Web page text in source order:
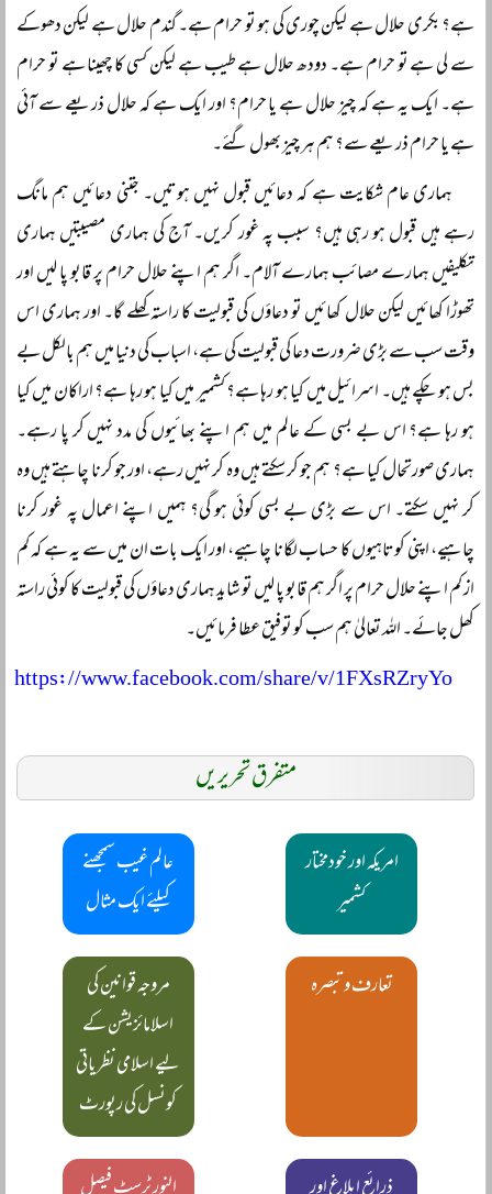
ہے؟ بکری حلال ہے لیکن چوری کی ہو تو حرام ہے۔ گندم حلال ہے لیکن دھوکے
سے لی ہے تو حرام ہے۔ دودھ حلال ہے طیب ہے لیکن کسی کا چھینا ہے تو حرام
ہے۔ ایک یہ ہے کہ چیز حلال ہے یا حرام؟ اور ایک ہے کہ حلال ذریعے سے آئی
ہے یا حرام ذریعے سے؟ ہم ہر چیز بھول گئے۔
ہماری عام شکایت ہے کہ دعائیں قبول نہیں ہوتیں۔ جتنی دعائیں ہم مانگ
رہے ہیں قبول ہو رہی ہیں؟ سبب پہ غور کریں۔ آج کی ہماری مصیبتیں ہماری
تکلیفیں ہمارے مصائب ہمارے آلام۔ اگر ہم اپنے حلال حرام پر قابو پا لیں اور
تھوڑا کھائیں لیکن حلال کھائیں تو دعاؤں کی قبولیت کا راستہ کھلے گا۔ اور ہماری اس
وقت سب سے بڑی ضرورت دعا کی قبولیت کی ہے، اسباب کی دنیا میں ہم بالکل بے
بس ہو چکے ہیں۔ اسرائیل میں کیا ہو رہا ہے؟ کشمیر میں کیا ہو رہا ہے؟ اراکان میں کیا
ہو رہا ہے؟ اس بے بسی کے عالم میں ہم اپنے بھائیوں کی مدد نہیں کر پا رہے۔
ہماری صورتحال کیا ہے؟ ہم جو کر سکتے ہیں وہ کر نہیں رہے، اور جو کرنا چاہتے ہیں وہ
کر نہیں سکتے۔ اس سے بڑی بے بسی کوئی ہو گی؟ ہمیں اپنے اعمال پہ غور کرنا
چاہیے، اپنی کوتاہیوں کا حساب لگانا چاہیے، اور ایک بات ان میں سے یہ ہے کہ کم
از کم اپنے حلال حرام پر اگر ہم قابو پا لیں تو شاید ہماری دعاؤں کی قبولیت کا کوئی راستہ
کھل جائے۔ اللہ تعالیٰ ہم سب کو توفیق عطا فرمائیں۔
https://www.facebook.com/share/v/1FXsRZryYo
متفرق تحریریں
امریکہ اور خودمختار
کشمیر
عالم غیب سمجھنے
کیلئے ایک مثال
تعارف و تبصرہ
مروجہ قوانین کی
اسلامائزیشن کے
لیے اسلامی نظریاتی
کونسل کی رپورٹ